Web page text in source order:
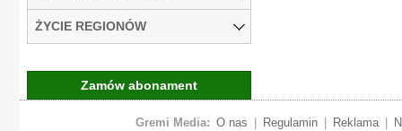
ŻYCIE REGIONÓW
Zamów abonament
Gremi Media: O nas Regulamin Reklama